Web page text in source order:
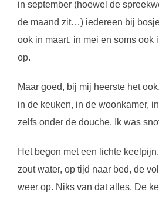
in september (hoewel de
de maand zit…) iedereen bij
ook in maart, in mei en soms ook
op.
Maar goed, bij mij heerste het
in de keuken, in de woonkamer,
zelfs onder de douche. Ik was
Het begon met een lichte
zout water, op tijd naar bed, de
weer op. Niks van dat alles. De